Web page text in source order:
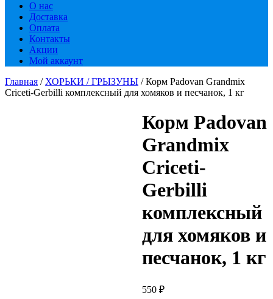
О нас
Доставка
Оплата
Контакты
Акции
Мой аккаунт
Главная / ХОРЬКИ / ГРЫЗУНЫ / Корм Padovan Grandmix
Criceti-Gerbilli комплексный для хомяков и песчанок, 1 кг
Корм Padovan
Grandmix
Criceti-
Gerbilli
комплексный
для хомяков и
песчанок, 1 кг
550 ₽